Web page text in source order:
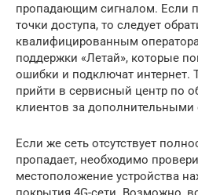
пропадающим сигналом. Если
точки доступа, то следует
квалифицированным
поддержки «Летай», которые
ошибки и подключат интернет.
прийти в сервисный центр по
клиентов за
Если же сеть отсутствует
пропадает, необходимо
местоположение устройства